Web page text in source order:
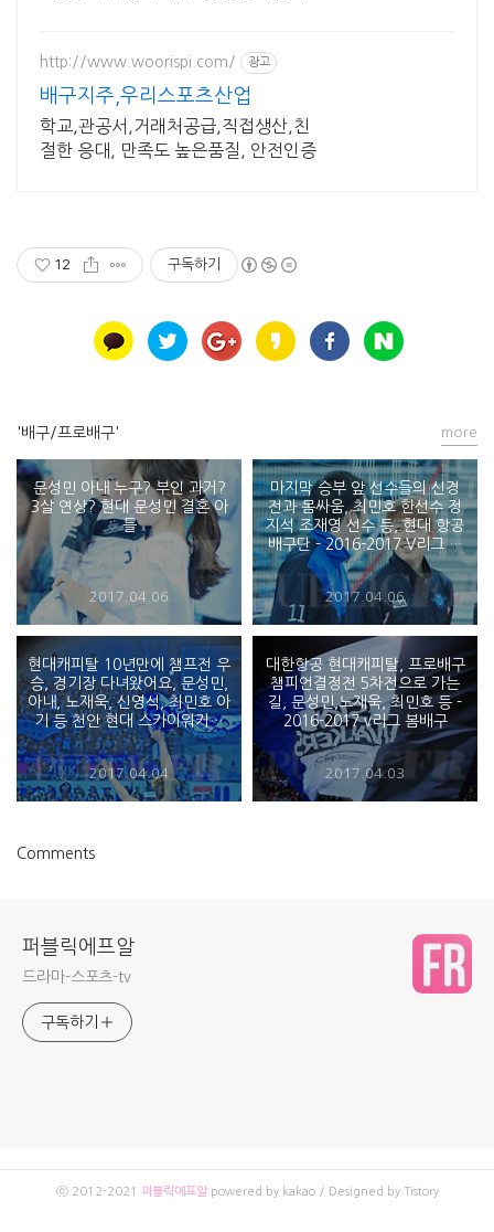
http://www.woorispi.com/ 광고
배구지주,우리스포츠산업
학교,관공서,거래처공급,직접생산,친
절한 응대, 만족도 높은품질, 안전인증
12 구독하기
'배구/프로배구'
문성민 아내 누구? 부인 과거?
3살 연상? 현대 문성민 결혼 아
들
2017.04.06
마지막 승부 앞 선수들의 신경
전과 몸싸움, 최민호 한선수 정
지석 조재영 선수 등, 현대 항공
배구단 - 2016-2017 V리그 프
로배구 챔피언결정전
2017.04.06
현대캐피탈 10년만에 챔프전 우
승, 경기장 다녀왔어요, 문성민,
아내, 노재욱, 신영석, 최민호 아
기 등 천안 현대 스카이워커스
배구단 - 2016-2017 V리그 프
로배구 챔피언결정전
2017.04.04
대한항공 현대캐피탈, 프로배구
챔피언결정전 5차전으로 가는
길, 문성민,노재욱, 최민호 등 -
2016-2017 v리그 봄배구
2017.04.03
more
Comments
퍼블릭에프알
드라마-스포츠-tv
구독하기
ⓒ 2012-2021 퍼블릭에프알powered by kakao / Designed by Tistory